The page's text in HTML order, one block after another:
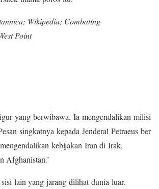
Wikipedia; Combating
Point
yang berwibawa. Ia mengendalikan milisi
singkatnya kepada Jenderal Petraeus ber
kebijakan Iran di Irak,
Afghanistan.’
lain yang jarang dilihat dunia luar.